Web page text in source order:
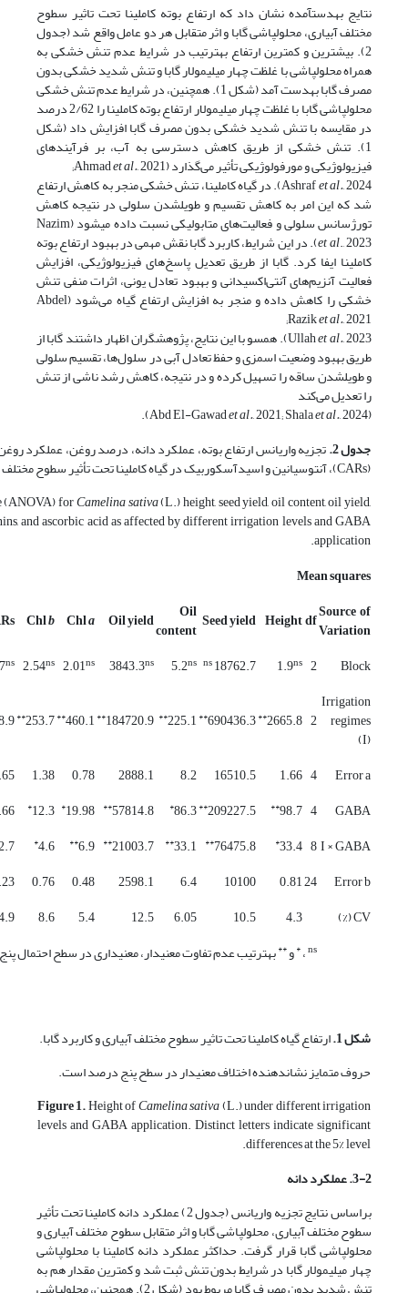
نتایج به­دست­آمده نشان داد که ارتفاع بوته کاملینا تحت تاثیر سطوح
مختلف آبیاری، محلول­پاشی گابا و اثر متقابل هر دو عامل واقع شد (جدول
2). بیشترین و کمترین ارتفاع به­ترتیب در شرایط عدم تنش خشکی به
همراه محلول­پاشی با غلظت چهار میلی­مولار گابا و تنش شدید خشکی بدون
مصرف گابا به­دست آمد (شکل 1). همچنین، در شرایط عدم تنش خشکی
محلول­پاشی گابا با غلظت چهار میلی­مولار ارتفاع بوته کاملینا را 2/62 درصد
در مقایسه با تنش شدید خشکی بدون مصرف گابا افزایش داد (شکل
1). تنش خشکی از طریق کاهش دسترسی به آب، بر فرآیندهای
فیزیولوژیکی و مورفولوژیکی تأثیر می‌گذارد (Ahmad et al., 2021;
Ashrafet al. , 2024). در گیاه کاملینا، تنش خشکی منجر به کاهش ارتفاع
شد که این امر به کاهش تقسیم و طویل­شدن سلولی در نتیجه کاهش
تورژسانس سلولی و فعالیت‌های متابولیکی نسبت داده می­شود (Nazim
et al., 2023). در این شرایط، کاربرد گابا نقش مهمی در بهبود ارتفاع بوته
کاملینا ایفا کرد. گابا از طریق تعدیل پاسخ‌های فیزیولوژیکی، افزایش
فعالیت آنزیم‌های آنتی‌اکسیدانی و بهبود تعادل یونی، اثرات منفی تنش
خشکی را کاهش داده و منجر به افزایش ارتفاع گیاه می‌شود (Abdel
Raziket al., 2021;
Ullahet al. , 2023). همسو با این نتایج، پژوهشگران اظهار داشتند گابا از
طریق بهبود وضعیت اسمزی و حفظ تعادل آبی در سلول‌ها، تقسیم سلولی
و طویل­شدن ساقه را تسهیل کرده و در نتیجه، کاهش رشد ناشی از تنش
را تعدیل می‌کند
(Abd El-Gawad
et al., 2021; Shalaet al., 2024).
جدول 2.
(CARs)، آنتوسیانین و اسیدآسکوربیک در گیاه کاملینا تحت تأثیر سطوح مختلف آبیاری و کاربرد گابا.
(ANOVA) forCamelina sativa(L.) height, seed yield, oil content, oil yield,
and ascorbic acid as affected by different irrigation levels and GABA
application.
Mean squares
Source of
Variation
df
Height
Seed yield
Oil
content
Oil yield
Chla
Chlb
Block
2
1.9ns
18762.7
ns
5.2ns
3843.3ns
2.01ns
2.54ns
ns
Irrigation
regimes
(I)
2
2665.8
**
690436.3
**
225.1
**
184720.9
**
460.1
**
253.7
**
Error a
4
1.66
16510.5
8.2
2888.1
0.78
1.38
GABA
4
98.7
**
209227.5
**
86.3
*
57814.8
**
19.98
*
12.3
*
I × GABA
8
33.4
*
76475.8
**
33.1
**
21003.7
**
6.9
**
4.6
*
Error b
24
0.81
10100
6.4
2598.1
0.48
0.76
CV (%)
4.3
10.5
6.05
12.5
5.4
8.6
ns،*و**به­ترتیب عدم تفاوت معنی­دار، معنی­داری در سطح احتمال
شکل 1. ارتفاع گیاه کاملینا تحت تاثیر سطوح مختلف آبیاری و کاربرد گابا.
حروف متمایز نشان­دهنده اختلاف معنی­دار در سطح پنج درصد است.
Figure 1.Height ofCamelina sativa(L.) under different irrigation
levels and GABA application. Distinct letters indicate significant
differences at the 5% level.
3-2. عملکرد دانه
براساس نتایج تجزیه واریانس (جدول 2) عملکرد دانه کاملینا تحت تأثیر
سطوح مختلف آبیاری، محلول­پاشی گابا و اثر متقابل سطوح مختلف آبیاری و
محلول­پاشی گابا قرار گرفت. حداکثر عملکرد دانه کاملینا با محلول­پاشی
چهار میلی­مولار گابا در شرایط بدون تنش ثبت شد و کمترین مقدار هم به